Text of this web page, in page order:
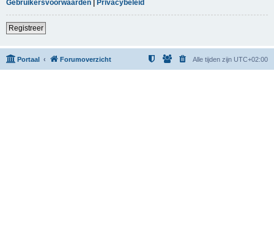
Gebruikersvoorwaarden | Privacybeleid
Registreer
Portaal Forumoverzicht Alle tijden zijn UTC+02:00